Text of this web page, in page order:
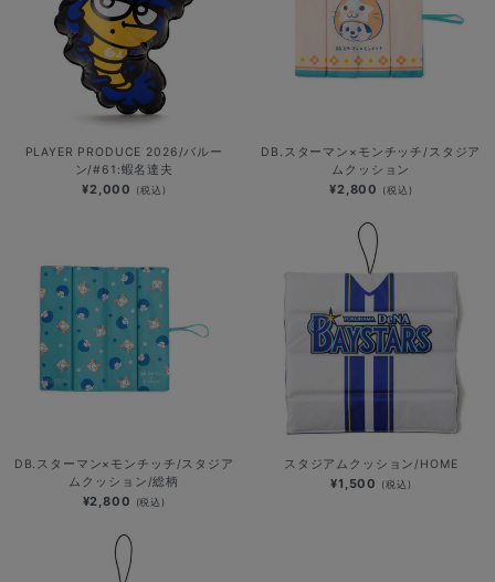
PLAYER PRODUCE 2026/バルー
ン/#61:蝦名達夫
¥2,000 (税込)
DB.スターマン×モンチッチ/スタジア
ムクッション
¥2,800 (税込)
DB.スターマン×モンチッチ/スタジア
ムクッション/総柄
¥2,800 (税込)
スタジアムクッション/HOME
¥1,500 (税込)